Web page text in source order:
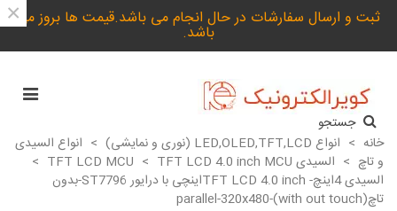
ثبت و ارسال سفارشات در حال انجام می باشد.قیمت ها بروز می
باشد.
×
جستجو
خانه > انواع LED,OLED,TFT,LCD (نوری و نمایشی) > انواع السیدی
و تاچ > السیدی TFT LCD MCU > TFT LCD 4.0 inch MCU
>
السیدی 4اینچ- TFT LCD 4.0 inchاینچی با درایور ST7796-بدون
تاچ(with out touch)-parallel-320x480